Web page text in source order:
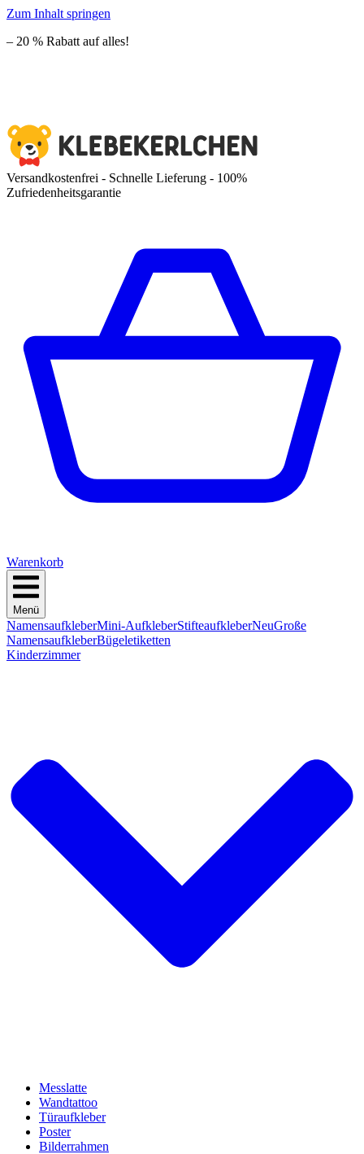
Zum Inhalt springen
– 20 % Rabatt auf alles!
Versandkostenfrei - Schnelle Lieferung - 100%
Zufriedenheitsgarantie
Warenkorb
Menü
NamensaufkleberMini-AufkleberStifteaufkleberNeuGroße
NamensaufkleberBügeletiketten
Kinderzimmer
Messlatte
Wandtattoo
Türaufkleber
Poster
Bilderrahmen